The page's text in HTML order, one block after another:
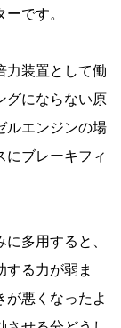
です。
力装置として働
グにならない原
ルエンジンの場
にブレーキフィ
多用すると、
する力が弱ま
が悪くなったよ